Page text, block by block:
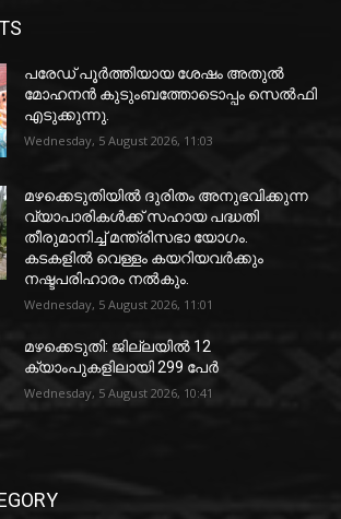
പരേഡ് പൂര്‍ത്തിയായ ശേഷം അതുൽ
മോഹനൻ കുടുംബത്തോടൊപ്പം സെൽഫി
എടുക്കുന്നു.
Wednesday, 5 August 2026, 11:03
മഴക്കെടുതിയിൽ ദുരിതം അനുഭവിക്കുന്ന
വ്യാപാരികൾക്ക് സഹായ പദ്ധതി
തീരുമാനിച്ച് മന്ത്രിസഭാ യോഗം.
കടകളിൽ വെള്ളം കയറിയവർക്കും
നഷ്ടപരിഹാരം നൽകും.
Wednesday, 5 August 2026, 11:01
മഴക്കെടുതി: ജില്ലയിൽ 12
ക്യാംപുകളിലായി 299 പേർ
Wednesday, 5 August 2026, 10:41